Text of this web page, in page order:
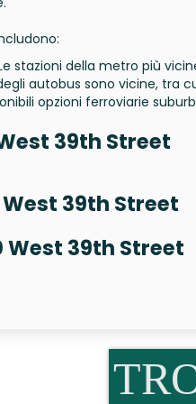
stazioni della metro più
autobus sono vicine, tra
opzioni ferroviarie
39th Street
39th Street
West 39th Street